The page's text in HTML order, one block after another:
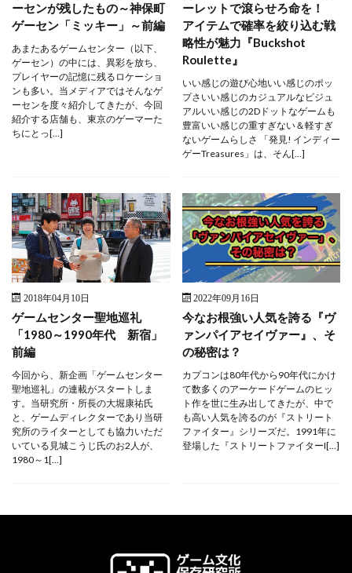
ーセンが残したもの～神保町
ゲーセン「ミッキー」～前編
あまたあるゲームセンター（以下、
ゲーセン）の中には、異彩を放ち、
プレイヤーの記憶に残るロケーショ
ンも多い。当メディアではそんなゲ
ーセンを度々紹介してきたが、今回
紹介する店舗も、東京のゲーマーた
ちにとっ[…]
ーレットで滾らせろ命を！
アイテムで確率を絞り込む戦
略性が魅力『Buckshot
Roulette』
いい感じの遊び心地いい感じのポッ
プさいい感じのカジュアルなビジュ
アルいい感じの2Dドットなゲームも
豊富いい感じの重すぎない＆軽すぎ
ないゲームらしさ 「発見! インディー
ゲーTreasures」は、そん[…]
2018年04月10日
ゲームセンター聖地巡礼
「1980～1990年代 新宿」
前編
今回から、新企画「ゲームセンター
聖地巡礼」の連載がスタートしま
す。当研究所・所長の大堀康祐氏
と、ゲームディレクターであり当研
究所のライターとしても協力いただ
いている見城こうじ氏のお2人が、
1980～1[…]
2022年09月16日
今なお根強い人気を誇る『ヴ
ァンパイアセイヴァー』、そ
の秘密は？
カプコンは80年代から90年代にかけ
て数多くのアーケードゲームのヒッ
ト作を世に生み出してきたが、中で
も高い人気を誇るのが『ストリート
ファイター』シリーズだ。1991年に
登場した『ストリートファイターI[…]